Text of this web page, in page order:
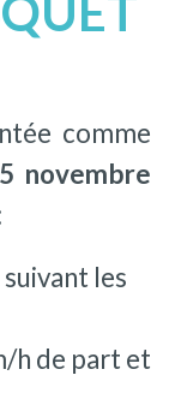
comme
novembre
les
h de part et